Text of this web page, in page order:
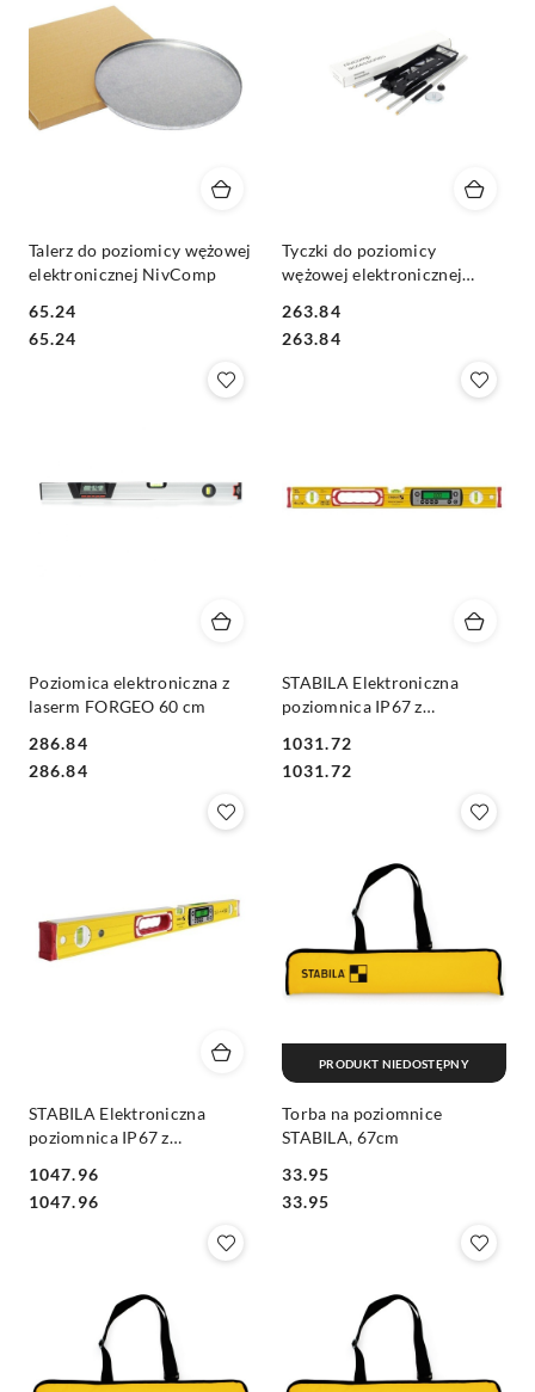
Talerz do poziomicy wężowej
elektronicznej NivComp
Cena:
65.24
Cena:
65.24
Tyczki do poziomicy
wężowej elektronicznej
Cena:
263.84
Cena:
263.84
Poziomica elektroniczna z
laserm FORGEO 60 cm
Cena:
286.84
Cena:
286.84
STABILA Elektroniczna
poziomnica IP67 z
Cena:
1031.72
Cena:
1031.72
STABILA Elektroniczna
poziomnica IP67 z
Cena:
1047.96
Cena:
1047.96
Torba na poziomnice
STABILA, 67cm
Cena:
33.95
Cena:
33.95
PRODUKT NIEDOSTĘPNY